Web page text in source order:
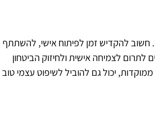
חשוב להקדיש זמן לפיתוח אישי, להשתתף
לצמיחה אישית ולחיזוק הביטחון
יכול גם להוביל לשיפוט עצמי טוב